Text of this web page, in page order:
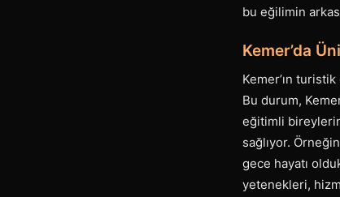
bu eğilimin
Kemer’da
Kemer’ın
Bu durum,
eğitimli
sağlıyor.
gece hayatı
yetenekleri,